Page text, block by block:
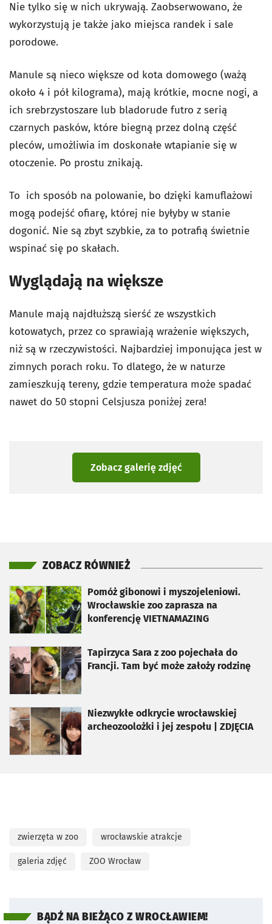
Nie tylko się w nich ukrywają. Zaobserwowano, że
wykorzystują je także jako miejsca randek i sale
porodowe.
Manule są nieco większe od kota domowego (ważą
około 4 i pół kilograma), mają krótkie, mocne nogi, a
ich srebrzystoszare lub bladorude futro z serią
czarnych pasków, które biegną przez dolną część
pleców, umożliwia im doskonałe wtapianie się w
otoczenie. Po prostu znikają.
To ich sposób na polowanie, bo dzięki kamuflażowi
mogą podejść ofiarę, której nie byłyby w stanie
dogonić. Nie są zbyt szybkie, za to potrafią świetnie
wspinać się po skałach.
Wyglądają na większe
Manule mają najdłuższą sierść ze wszystkich
kotowatych, przez co sprawiają wrażenie większych,
niż są w rzeczywistości. Najbardziej imponująca jest w
zimnych porach roku. To dlatego, że w naturze
zamieszkują tereny, gdzie temperatura może spadać
nawet do 50 stopni Celsjusza poniżej zera!
Zobacz galerię zdjęć
ZOBACZ RÓWNIEŻ
Pomóż gibonowi i myszojeleniowi.
Wrocławskie zoo zaprasza na
konferencję VIETNAMAZING
otworzy się w nowej karcie
Tapirzyca Sara z zoo pojechała do
Francji. Tam być może założy rodzinę
otworzy się w nowej karcie
Niezwykłe odkrycie wrocławskiej
archeozoolożki i jej zespołu | ZDJĘCIA
otworzy się w nowej karcie
zwierzęta w zoo wrocławskie atrakcje
galeria zdjęć ZOO Wrocław
BĄDŹ NA BIEŻĄCO Z WROCŁAWIEM!